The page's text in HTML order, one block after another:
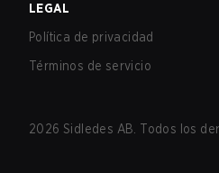
LEGAL
Política de privacidad
Términos de servicio
2026 Sidledes AB. Todos los